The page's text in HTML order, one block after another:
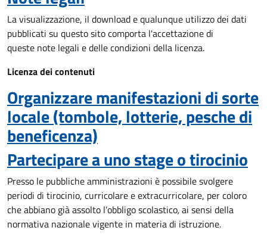
La visualizzazione, il download e qualunque utilizzo dei dati
pubblicati su questo sito comporta l'accettazione di
queste note legali e delle condizioni della licenza.
Licenza dei contenuti
Organizzare manifestazioni di sorte
locale (tombole, lotterie, pesche di
beneficenza)
Partecipare a uno stage o tirocinio
Presso le pubbliche amministrazioni è possibile svolgere
periodi di tirocinio, curricolare e extracurricolare, per coloro
che abbiano già assolto l’obbligo scolastico,ai sensi della
normativa nazionale vigente in materia di istruzione.